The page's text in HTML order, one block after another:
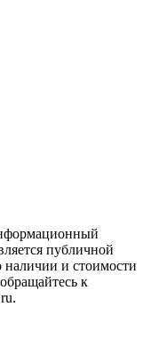
публичной
и стоимости
к